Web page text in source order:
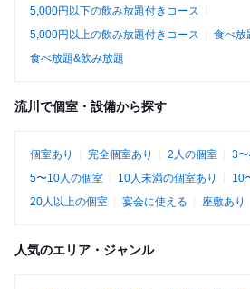
5,000円以下の飲み放題付きコース
5,000円以上の飲み放題付きコース
食べ放
食べ放題&飲み放題
流川で個室・設備から探す
個室あり 完全個室あり 2人の個室
3
5〜10人の個室
10人未満の個室あり
10
20人以上の個室
宴会に使える 座敷あり
人気のエリア・ジャンル